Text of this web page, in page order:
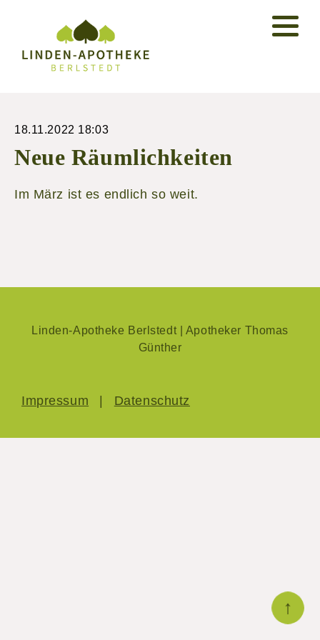
18.11.2022 18:03
Neue Räumlichkeiten
Im März ist es endlich so weit.
Linden-Apotheke Berlstedt | Apotheker Thomas
Günther
Impressum Datenschutz
↑